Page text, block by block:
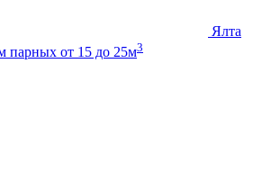
Ялта
парных от 15 до 25м3